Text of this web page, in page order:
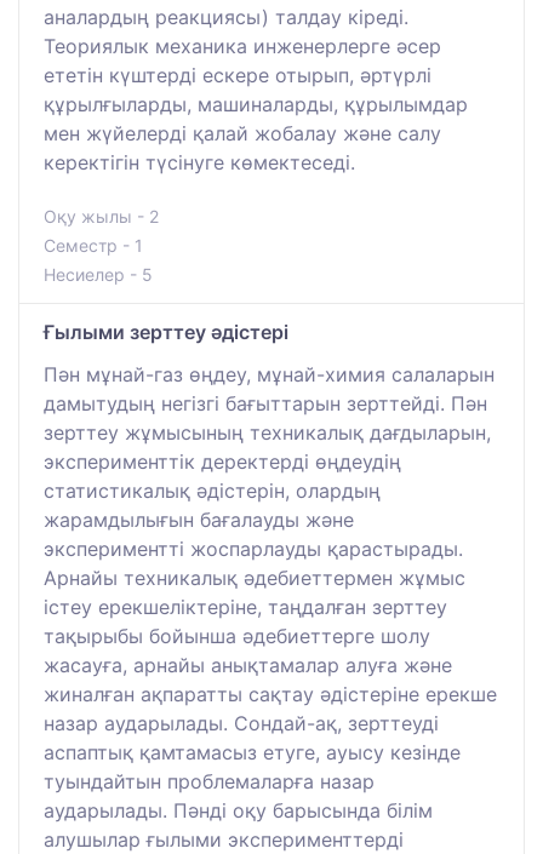
аналардың реакциясы) талдау кіреді.
Теориялык механика инженерлерге әсер
ететін күштерді ескере отырып, әртүрлі
құрылғыларды, машиналарды, құрылымдар
мен жүйелерді қалай жобалау және салу
керектігін түсінуге көмектеседі.
Оқу жылы - 2
Семестр - 1
Несиелер - 5
Ғылыми зерттеу әдістері
Пән мұнай-газ өңдеу, мұнай-химия салаларын
дамытудың негізгі бағыттарын зерттейді. Пән
зерттеу жұмысының техникалық дағдыларын,
эксперименттік деректерді өңдеудің
статистикалық әдістерін, олардың
жарамдылығын бағалауды және
экспериментті жоспарлауды қарастырады.
Арнайы техникалық әдебиеттермен жұмыс
істеу ерекшеліктеріне, таңдалған зерттеу
тақырыбы бойынша әдебиеттерге шолу
жасауға, арнайы анықтамалар алуға және
жиналған ақпаратты сақтау әдістеріне ерекше
назар аударылады. Сондай-ақ, зерттеуді
аспаптық қамтамасыз етуге, ауысу кезінде
туындайтын проблемаларға назар
аударылады. Пәнді оқу барысында білім
алушылар ғылыми эксперименттерді